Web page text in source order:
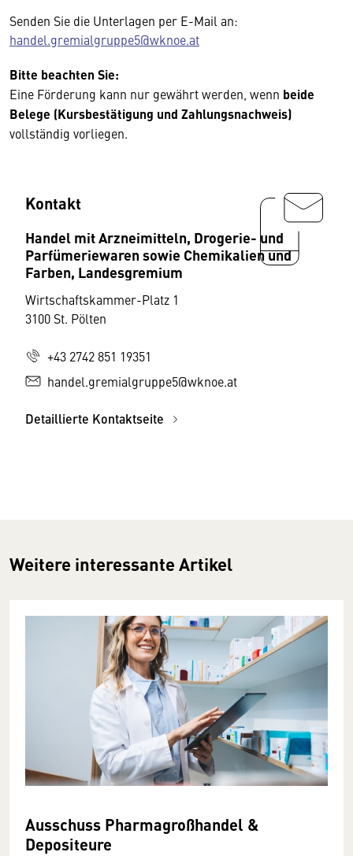
Senden Sie die Unterlagen per E-Mail an:
handel.gremialgruppe5@wknoe.at
Bitte beachten Sie:
Eine Förderung kann nur gewährt werden, wenn beide
Belege (Kursbestätigung und Zahlungsnachweis)
vollständig vorliegen.
Kontakt
Handel mit Arzneimitteln, Drogerie- und
Parfümeriewaren sowie Chemikalien und
Farben, Landesgremium
Wirtschaftskammer-Platz 1
3100 St. Pölten
+43 2742 851 19351
handel.gremialgruppe5@wknoe.at
Detaillierte Kontaktseite
Weitere interessante Artikel
Ausschuss Pharmagroßhandel &
Depositeure